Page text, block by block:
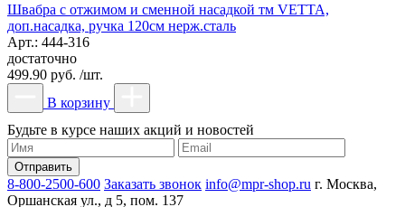
Швабра с отжимом и сменной насадкой тм VETTA,
доп.насадка, ручка 120см нерж.сталь
Арт.: 444-316
достаточно
499.90 руб. /шт.
В корзину
Будьте в курсе наших акций и новостей
8-800-2500-600 Заказать звонок info@mpr-shop.ru г. Москва,
Оршанская ул., д 5, пом. 137